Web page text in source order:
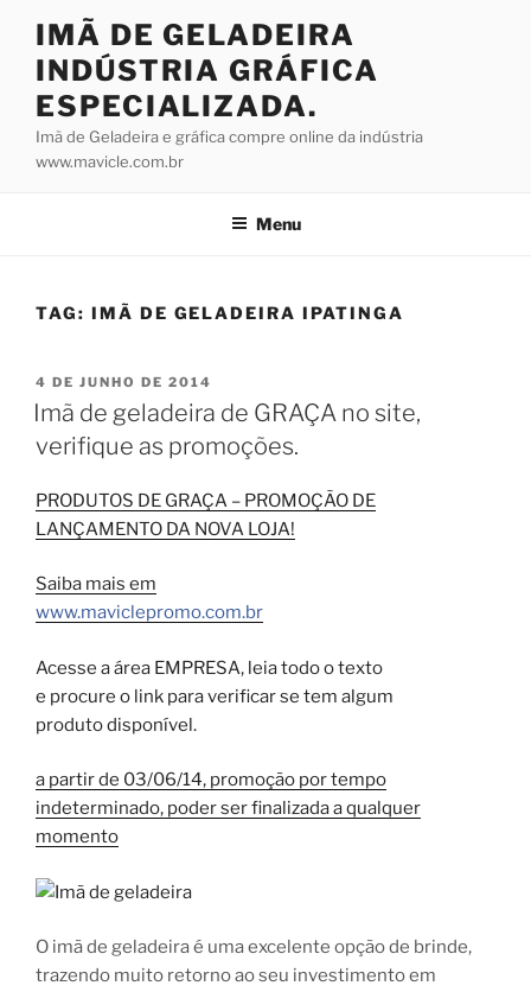
conteúdo
IMÃ DE GELADEIRA
INDÚSTRIA GRÁFICA
ESPECIALIZADA.
Imã de Geladeira e gráfica compre online da indústria
www.mavicle.com.br
Menu
TAG: IMÃ DE GELADEIRA IPATINGA
PUBLICADO
EM
4 DE JUNHO DE 2014
Imã de geladeira de GRAÇA no site,
verifique as promoções.
PRODUTOS DE GRAÇA – PROMOÇÃO DE
LANÇAMENTO DA NOVA LOJA!
Saiba mais em
www.maviclepromo.com.br
Acesse a área EMPRESA, leia todo o texto
e procure o link para verificar se tem algum
produto disponível.
a partir de 03/06/14, promoção por tempo
indeterminado, poder ser finalizada a qualquer
momento
O imã de geladeira é uma excelente opção de brinde,
trazendo muito retorno ao seu investimento em